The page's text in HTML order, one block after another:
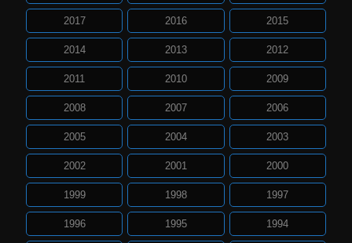
2017 2016 2015
2014 2013 2012
2011 2010 2009
2008 2007 2006
2005 2004 2003
2002 2001 2000
1999 1998 1997
1996 1995 1994